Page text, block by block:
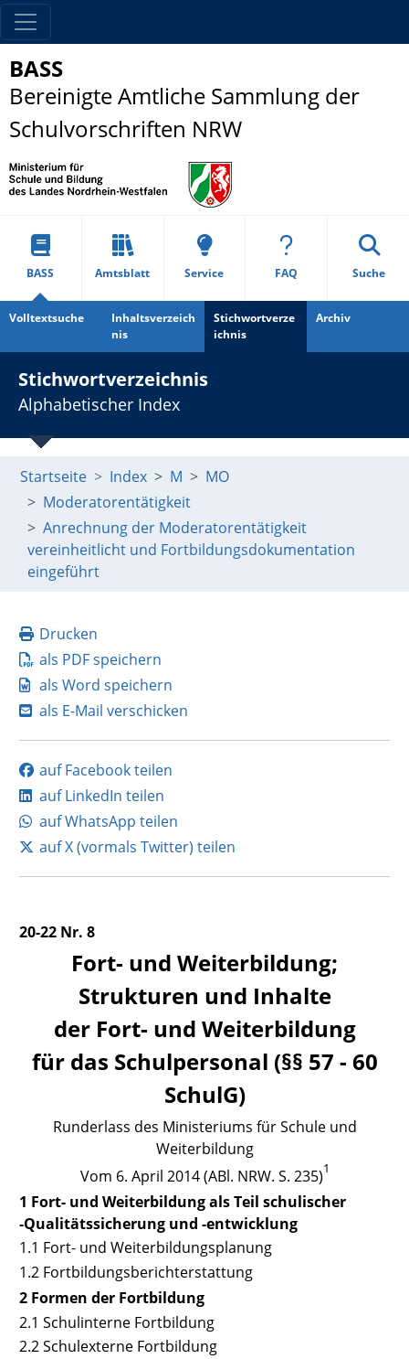
BASS
Bereinigte Amtliche Sammlung der
Schulvorschriften NRW
BASS Amtsblatt Service FAQ Suche
Volltextsuche
Inhaltsverzeich
nis
Stichwortverze
ichnis
Archiv
Stichwortverzeichnis
Alphabetischer Index
Startseite Index M
MO
Moderatorentätigkeit
Anrechnung der Moderatorentätigkeit
vereinheitlicht und Fortbildungsdokumentation
eingeführt
Drucken
als PDF speichern
als Word speichern
als E-Mail verschicken
auf Facebook teilen
auf LinkedIn teilen
auf WhatsApp teilen
auf X (vormals Twitter) teilen
20-22 Nr. 8
Fort- undWeiterbildung;
Strukturen und Inhalte
der Fort- und Weiterbildung
für das Schulpersonal (§§ 57 - 60
SchulG)
Runderlass des Ministeriums für Schule und
Weiterbildung
Vom 6. April 2014 (ABl. NRW. S. 235)1
1 Fort- und Weiterbildung als Teil schulischer
‑Qualitätssicherung und -entwicklung
1.1 Fort- und Weiterbildungsplanung
1.2 Fortbildungsberichterstattung
2 Formen der Fortbildung
2.1 Schulinterne Fortbildung
2.2 Schulexterne Fortbildung